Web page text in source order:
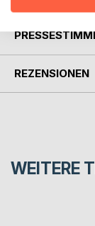
REZENSIONEN
WEITERE